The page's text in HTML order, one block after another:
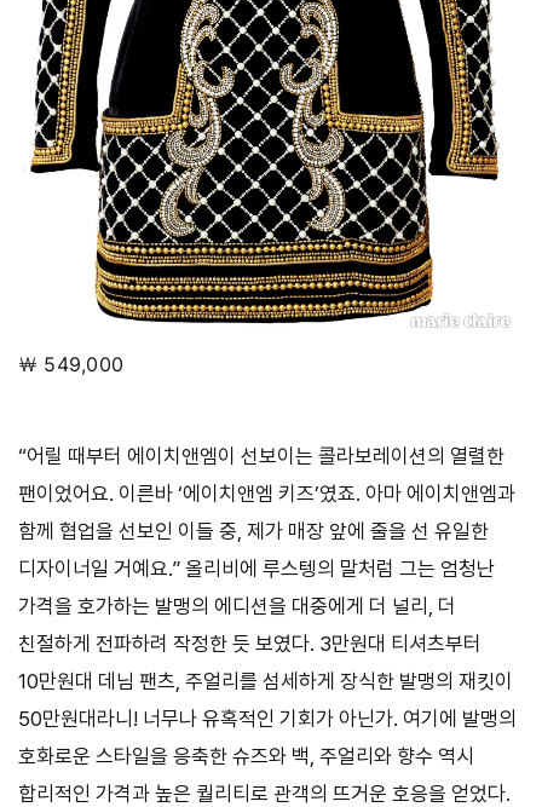
￦ 549,000
“어릴 때부터 에이치앤엠이 선보이는 콜라보레이션의 열렬한
팬이었어요. 이른바 ‘에이치앤엠 키즈’였죠. 아마 에이치앤엠과
함께 협업을 선보인 이들 중, 제가 매장 앞에 줄을 선 유일한
디자이너일 거예요.” 올리비에 루스텡의 말처럼 그는 엄청난
가격을 호가하는 발맹의 에디션을 대중에게 더 널리, 더
친절하게 전파하려 작정한 듯 보였다. 3만원대 티셔츠부터
10만원대 데님 팬츠, 주얼리를 섬세하게 장식한 발맹의 재킷이
50만원대라니! 너무나 유혹적인 기회가 아닌가. 여기에 발맹의
호화로운 스타일을 응축한 슈즈와 백, 주얼리와 향수 역시
합리적인 가격과 높은 퀄리티로 관객의 뜨거운 호응을 얻었다.